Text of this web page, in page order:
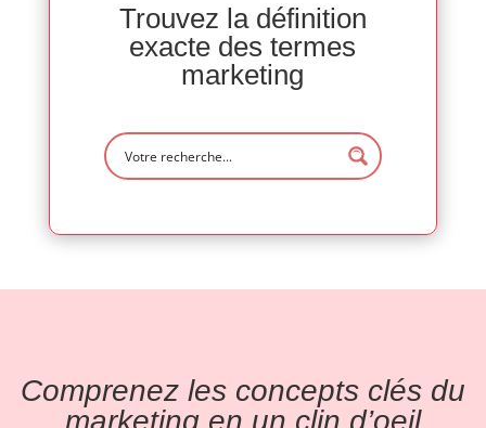
Trouvez la définition
exacte des termes
marketing
Comprenez les concepts clés du
marketing en un clin d’oeil